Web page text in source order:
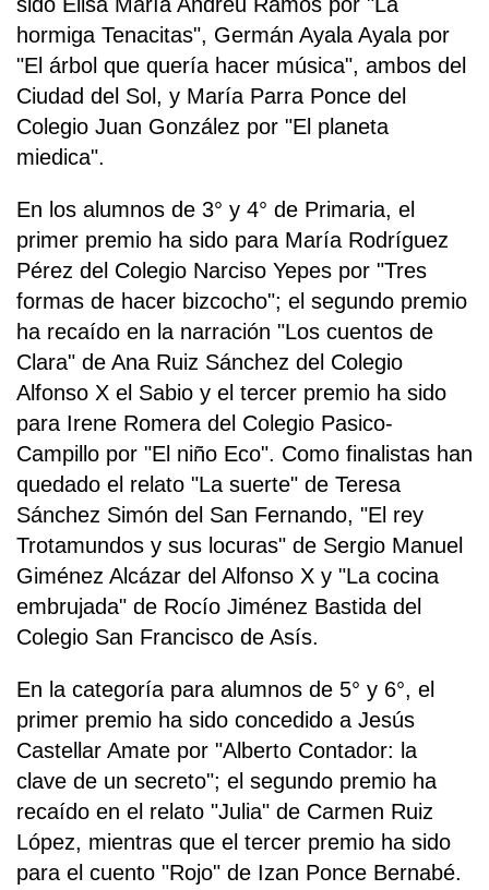
hormiga Tenacitas", Germán Ayala Ayala por
"El árbol que quería hacer música", ambos del
Ciudad del Sol, y María Parra Ponce del
Colegio Juan González por "El planeta
miedica".
En los alumnos de 3° y 4° de Primaria, el
primer premio ha sido para María Rodríguez
Pérez del Colegio Narciso Yepes por "Tres
formas de hacer bizcocho"; el segundo premio
ha recaído en la narración "Los cuentos de
Clara" de Ana Ruiz Sánchez del Colegio
Alfonso X el Sabio y el tercer premio ha sido
para Irene Romera del Colegio Pasico-
Campillo por "El niño Eco". Como finalistas han
quedado el relato "La suerte" de Teresa
Sánchez Simón del San Fernando, "El rey
Trotamundos y sus locuras" de Sergio Manuel
Giménez Alcázar del Alfonso X y "La cocina
embrujada" de Rocío Jiménez Bastida del
Colegio San Francisco de Asís.
En la categoría para alumnos de 5° y 6°, el
primer premio ha sido concedido a Jesús
Castellar Amate por "Alberto Contador: la
clave de un secreto"; el segundo premio ha
recaído en el relato "Julia" de Carmen Ruiz
López, mientras que el tercer premio ha sido
para el cuento "Rojo" de Izan Ponce Bernabé.